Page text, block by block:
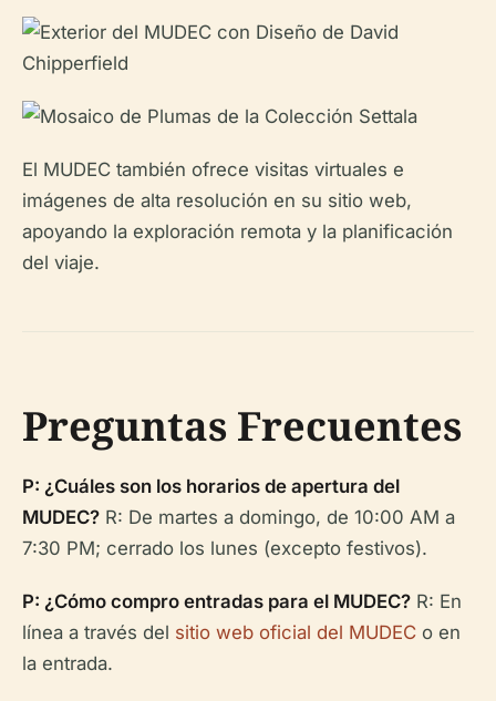
El MUDEC también ofrece visitas virtuales e
imágenes de alta resolución en su sitio web,
apoyando la exploración remota y la planificación
del viaje.
Preguntas Frecuentes
P: ¿Cuáles son los horarios de apertura del
MUDEC? R: De martes a domingo, de 10:00 AM a
7:30 PM; cerrado los lunes (excepto festivos).
P: ¿Cómo compro entradas para el MUDEC? R: En
línea a través del sitio web oficial del MUDEC o en
la entrada.